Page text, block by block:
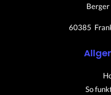
Berger
60385
So